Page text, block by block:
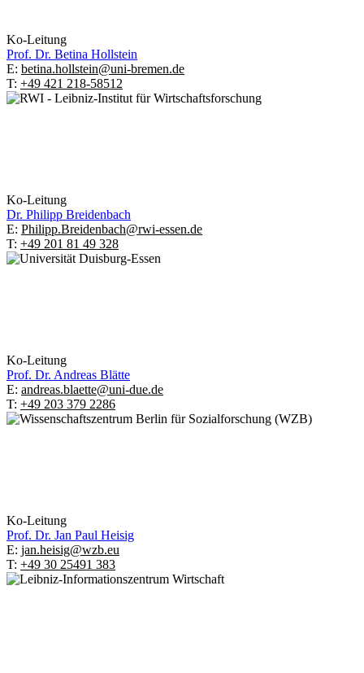
Ko-Leitung
Prof. Dr. Betina Hollstein
E: betina.hollstein@uni-bremen.de
T: +49 421 218-58512
Ko-Leitung
Dr. Philipp Breidenbach
E: Philipp.Breidenbach@rwi-essen.de
T: +49 201 81 49 328
Ko-Leitung
Prof. Dr. Andreas Blätte
E: andreas.blaette@uni-due.de
T: +49 203 379 2286
Ko-Leitung
Prof. Dr. Jan Paul Heisig
E: jan.heisig@wzb.eu
T: +49 30 25491 383